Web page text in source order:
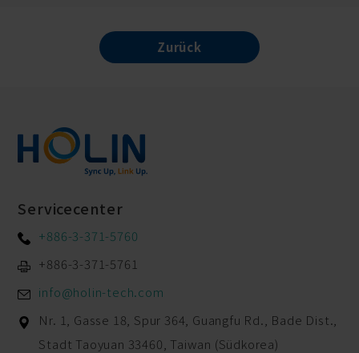
Zurück
Servicecenter
+886-3-371-5760
+886-3-371-5761
info@holin-tech.com
Nr. 1, Gasse 18, Spur 364, Guangfu Rd., Bade Dist.,
Stadt Taoyuan 33460 Taiwan (Südkorea)